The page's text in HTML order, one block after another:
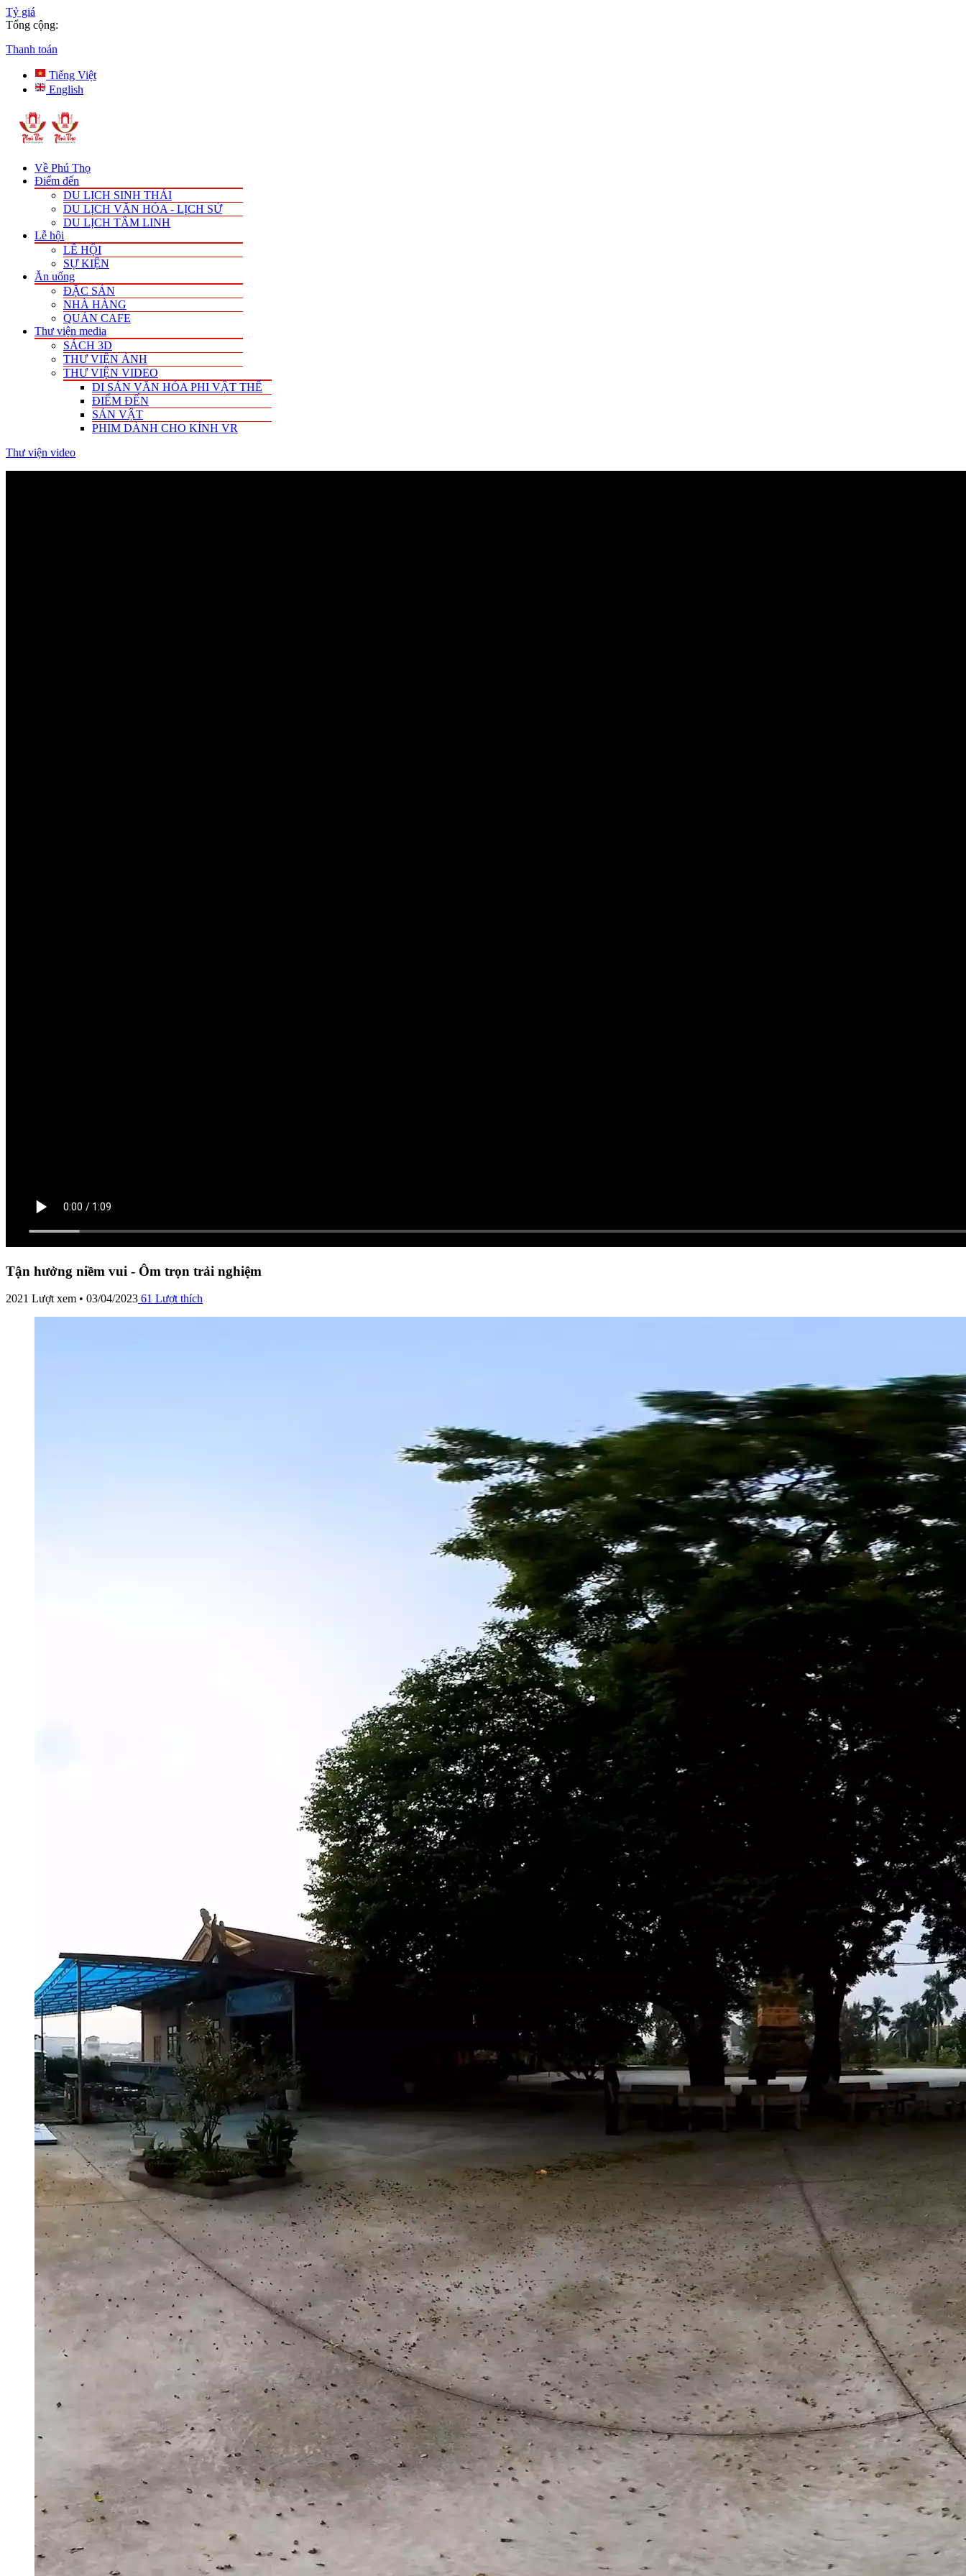
Tỷ giá
Tổng cộng:
Thanh toán
Tiếng Việt
English
Về Phú Thọ
Điểm đến
DU LỊCH SINH THÁI
DU LỊCH VĂN HÓA - LỊCH SỬ
DU LỊCH TÂM LINH
Lễ hội
LỄ HỘI
SỰ KIỆN
Ăn uống
ĐẶC SẢN
NHÀ HÀNG
QUÁN CAFE
Thư viện media
SÁCH 3D
THƯ VIỆN ẢNH
THƯ VIỆN VIDEO
DI SẢN VĂN HÓA PHI VẬT THỂ
ĐIỂM ĐẾN
SẢN VẬT
PHIM DÀNH CHO KÍNH VR
Thư viện video
Tận hưởng niềm vui - Ôm trọn trải nghiệm
2021 Lượt xem • 03/04/2023 61 Lượt thích